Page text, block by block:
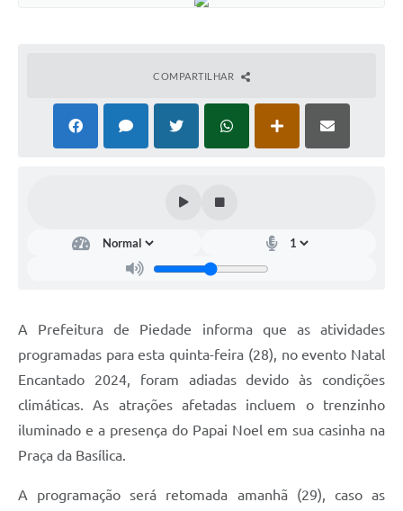
COMPARTILHAR
A Prefeitura de Piedade informa que as atividades
programadas para esta quinta-feira (28), no evento Natal
Encantado 2024, foram adiadas devido às condições
climáticas. As atrações afetadas incluem o trenzinho
iluminado e a presença do Papai Noel em sua casinha na
Praça da Basílica.
A programação será retomada amanhã (29), caso as